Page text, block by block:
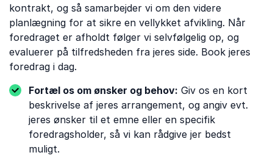
kontrakt, og så samarbejder vi om den videre
planlægning for at sikre en vellykket afvikling. Når
foredraget er afholdt følger vi selvfølgelig op, og
evaluerer på tilfredsheden fra jeres side. Book jeres
foredrag i dag.
Fortæl os om ønsker og behov: Giv os en kort
beskrivelse af jeres arrangement, og angiv evt.
jeres ønsker til et emne eller en specifik
foredragsholder, så vi kan rådgive jer bedst
muligt.